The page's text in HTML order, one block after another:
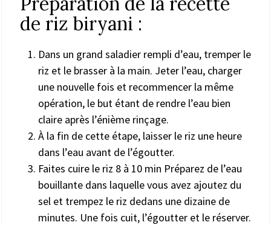
de riz biryani :
Dans un grand saladier rempli d’eau, tremper le
riz et le brasser à la main. Jeter l’eau, charger
une nouvelle fois et recommencer la même
opération, le but étant de rendre l’eau bien
claire après l’énième rinçage.
À la fin de cette étape, laisser le riz une heure
dans l’eau avant de l’égoutter.
Faites cuire le riz 8 à 10 min Préparez de l’eau
bouillante dans laquelle vous avez ajoutez du
sel et trempez le riz dedans une dizaine de
minutes. Une fois cuit, l’égoutter et le réserver.